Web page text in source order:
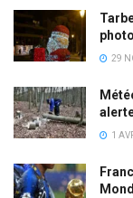
29
1